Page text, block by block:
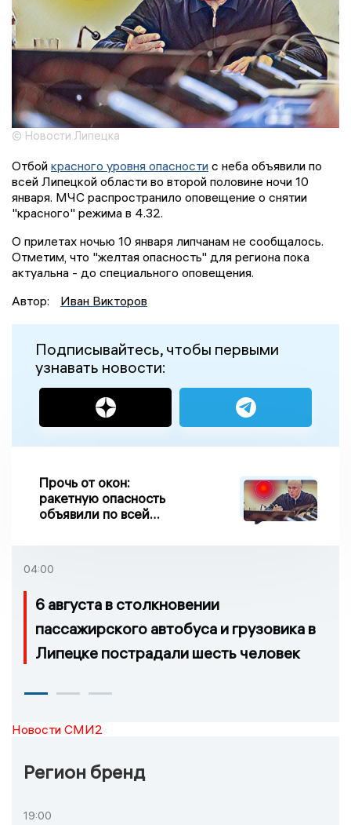
© Новости Липецка
Отбой красного уровня опасности с неба объявили по
всей Липецкой области во второй половине ночи 10
января. МЧС распространило оповещение о снятии
"красного" режима в 4.32.
О прилетах ночью 10 января липчанам не сообщалось.
Отметим, что "желтая опасность" для региона пока
актуальна - до специального оповещения.
Автор:
Иван Викторов
Подписывайтесь, чтобы первыми
узнавать новости:
Прочь от окон:
ракетную опасность
объявили по всей
04:00
6 августа в столкновении
пассажирского автобуса и грузовика в
Липецке пострадали шесть человек
Новости СМИ2
Регион бренд
19:00